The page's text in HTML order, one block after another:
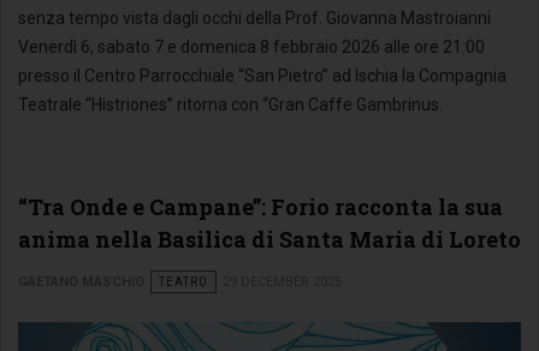
senza tempo vista dagli occhi della Prof. Giovanna Mastroianni
Venerdì 6, sabato 7 e domenica 8 febbraio 2026 alle ore 21:00
presso il Centro Parrocchiale “San Pietro” ad Ischia la Compagnia
Teatrale “Histriones” ritorna con “Gran Caffe Gambrinus.
“Tra Onde e Campane”: Forio racconta la sua
anima nella Basilica di Santa Maria di Loreto
TEATRO